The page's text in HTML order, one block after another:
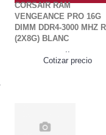
CORSAIR RAM
VENGEANCE PRO 16G
DIMM DDR4-3000 MHZ
(2X8G) BLANC
..
Cotizar precio